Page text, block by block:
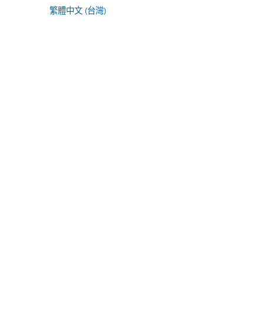
繁體中文 (台灣)